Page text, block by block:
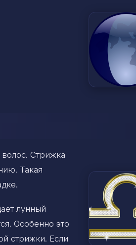
Стрижка
Такая
лунный
Особенно это
стрижки. Если